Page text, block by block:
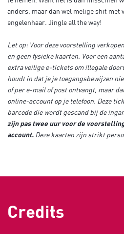
anders, maar dan wel melige shit met
engelenhaar. Jingle all the way!
Let op: Voor deze voorstelling
en geen fysieke kaarten. Voor een
extra veilige e-tickets om illegale
houdt in dat je je toegangsbewijzen
of per e-mail of post ontvangt, maar
online-account op je telefoon. Deze
barcode die wordt gescand bij de
zijn pas twee uur voor de
account. Deze kaarten zijn strikt
Credits